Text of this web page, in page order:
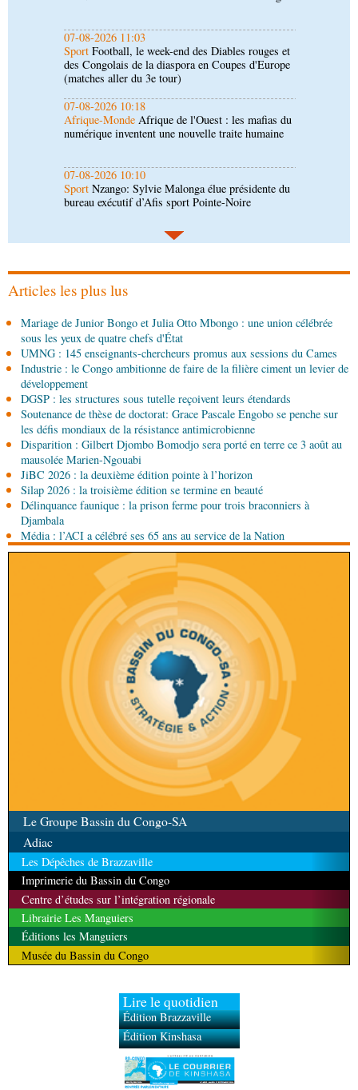
07-08-2026 10:18
Afrique-MondeAfrique de l'Ouest : les mafias du
numérique inventent une nouvelle traite humaine
07-08-2026 10:10
SportNzango: Sylvie Malonga élue présidente du
bureau exécutif d’Afis sport Pointe-Noire
06-08-2026 16:30
SociétéDiaspora : rencontre des Congolais de
l'étranger à Brazzaville
06-08-2026 15:30
lance la deuxième édition de la Grande foire
agricole du Congo
SociétéUMNG : 145 enseignants-chercheurs
promus aux sessions du Cames
06-08-2026 15:00
SociétéProjet PSIPJ : des formateurs en
apprentissage
06-08-2026 15:00
Art-Culture-Média
Kinshasa : le Congo à l'honneur
ÉconomieDeuxième édition de la Gfac : le défi
d’offrir à la nation des produits alimentaires de
Articles les plus lus
Mariage de Junior Bongo et Julia Otto Mbongo : une union célébrée
sous les yeux de quatre chefs d'État
UMNG : 145 enseignants-chercheurs promus aux sessions du Cames
Industrie : le Congo ambitionne de faire de la filière ciment un levier de
développement
DGSP : les structures sous tutelle reçoivent leurs étendards
Soutenance de thèse de doctorat: Grace Pascale Engobo se penche sur
les défis mondiaux de la résistance antimicrobienne
Disparition : Gilbert Djombo Bomodjo sera porté en terre ce 3 août au
mausolée Marien-Ngouabi
JiBC 2026 : la deuxième édition pointe à l’horizon
Silap 2026 : la troisième édition se termine en beauté
Délinquance faunique : la prison ferme pour trois braconniers à
Djambala
Média : l’ACI a célébré ses 65 ans au service de la Nation
Le Groupe Bassin du Congo-SA
Adiac
Les Dépêches de Brazzaville
Imprimerie du Bassin du Congo
Centre d’études sur l’intégration régionale
Librairie Les Manguiers
Éditions les Manguiers
Musée du Bassin du Congo
Lire le quotidien
Édition Brazzaville
Édition Kinshasa